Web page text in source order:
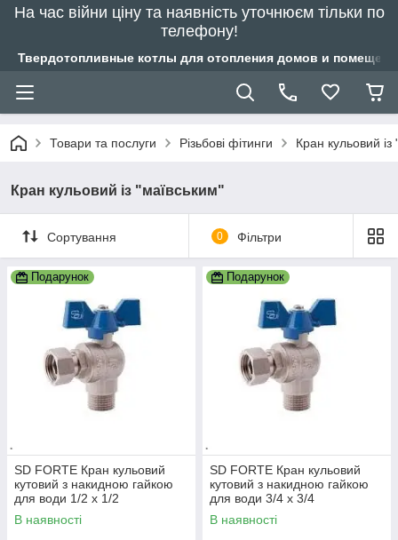
На час війни ціну та наявність уточнюєм тільки по
телефону!
Твердотопливные котлы для отопления домов и
Товари та послуги Різьбові фітинги Кран кульовий із
Кран кульовий із "маївським"
Сортування 0 Фільтри
Подарунок
SD FORTE Кран кульовий
кутовий з накидною гайкою
для води 1/2 х 1/2
В наявності
Подарунок
SD FORTE Кран кульовий
кутовий з накидною гайкою
для води 3/4 х 3/4
В наявності